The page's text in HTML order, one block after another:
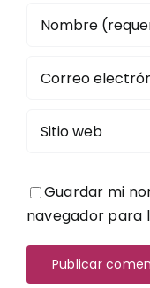
Guardar mi
navegador para